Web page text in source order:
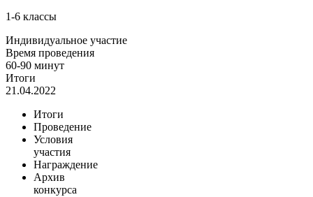
1-6 классы
Индивидуальное участие
Время проведения
60-90 минут
Итоги
21.04.2022
Итоги
Проведение
Условия
участия
Награждение
Архив
конкурса